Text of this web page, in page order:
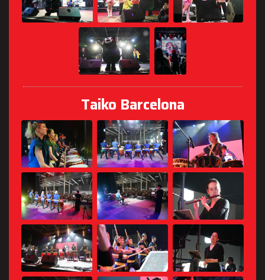
Taiko Barcelona